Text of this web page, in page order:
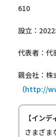
610
設立：
代表者：
親会社：株
（http://
【イン
さまざま